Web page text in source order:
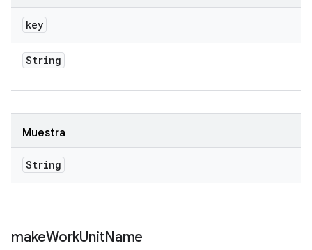
key
String
Muestra
String
makeWorkUnitName